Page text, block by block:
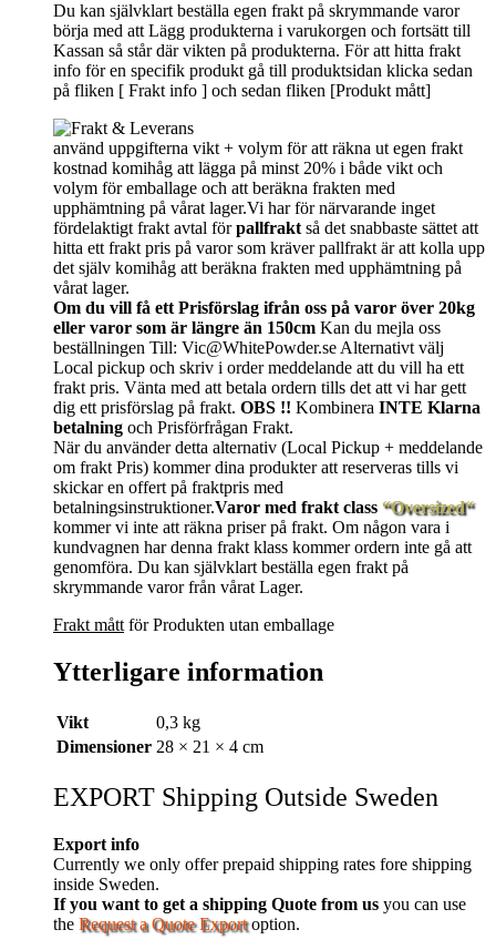
Du kan självklart beställa egen frakt på skrymmande varor
börja med att Lägg produkterna i varukorgen och fortsätt till
Kassan så står där vikten på produkterna. För att hitta frakt
info för en specifik produkt gå till produktsidan klicka sedan
på fliken [ Frakt info ] och sedan fliken [Produkt mått]
använd uppgifterna vikt + volym för att räkna ut egen frakt
kostnad komihåg att lägga på minst 20% i både vikt och
volym för emballage och att beräkna frakten med
upphämtning på vårat lager.Vi har för närvarande inget
fördelaktigt frakt avtal förpallfrakt så det snabbaste sättet att
hitta ett frakt pris på varor som kräver pallfrakt är att kolla upp
det själv komihåg att beräkna frakten med upphämtning på
vårat lager.
Om du vill få ett Prisförslag ifrån oss på varor över 20kg
eller varor som är längre än 150cm Kan du mejla oss
beställningen Till: Vic@WhitePowder.se Alternativt välj
Local pickup och skriv i order meddelande att du vill ha ett
frakt pris. Vänta med att betala ordern tills det att vi har gett
dig ett prisförslag på frakt. OBS !! Kombinera INTE Klarna
betalning och Prisförfrågan Frakt.
När du använder detta alternativ (Local Pickup + meddelande
om frakt Pris) kommer dina produkter att reserveras tills vi
skickar en offert på fraktpris med
betalningsinstruktioner.Varor med frakt class “Oversized“
kommer vi inte att räkna priser på frakt. Om någon vara i
kundvagnen har denna frakt klass kommer ordern inte gå att
genomföra. Du kan självklart beställa egen frakt på
skrymmande varor från vårat Lager.
Frakt mått för Produkten utan emballage
Ytterligare information
Vikt
0,3 kg
Dimensioner 28 × 21 × 4 cm
EXPORT Shipping Outside Sweden
Export info
Currently we only offer prepaid shipping rates fore shipping
inside Sweden.
If you want to get a shipping Quote from us you can use
the Request a Quote Exportoption.